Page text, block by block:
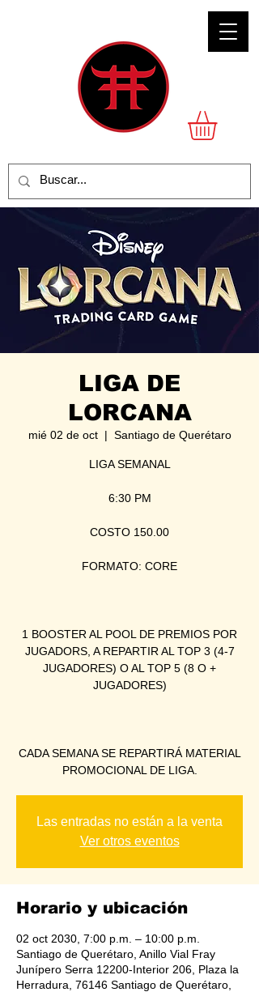
LIGA DE
LORCANA
mié 02 de oct
  |
Santiago de Querétaro
LIGA SEMANAL
6:30 PM
COSTO 150.00
FORMATO: CORE
1 BOOSTER AL POOL DE PREMIOS POR
JUGADORS, A REPARTIR AL TOP 3 (4-7
JUGADORES) O AL TOP 5 (8 O +
JUGADORES)
CADA SEMANA SE REPARTIRÁ MATERIAL
PROMOCIONAL DE LIGA.
Las entradas no están a la venta
Ver otros eventos
Horario y ubicación
02 oct 2030, 7:00 p.m. – 10:00 p.m.
Santiago de Querétaro, Anillo Vial Fray
Junípero Serra 12200-Interior 206, Plaza la
Herradura, 76146 Santiago de Querétaro,